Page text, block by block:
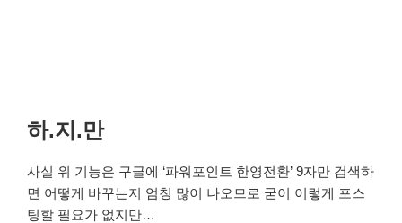
하.지.만
사실 위 기능은 구글에 ‘파워포인트 한영전환’ 9자만 검색하
면 어떻게 바꾸는지 엄청 많이 나오므로 굳이 이렇게 포스
팅할 필요가 없지만…